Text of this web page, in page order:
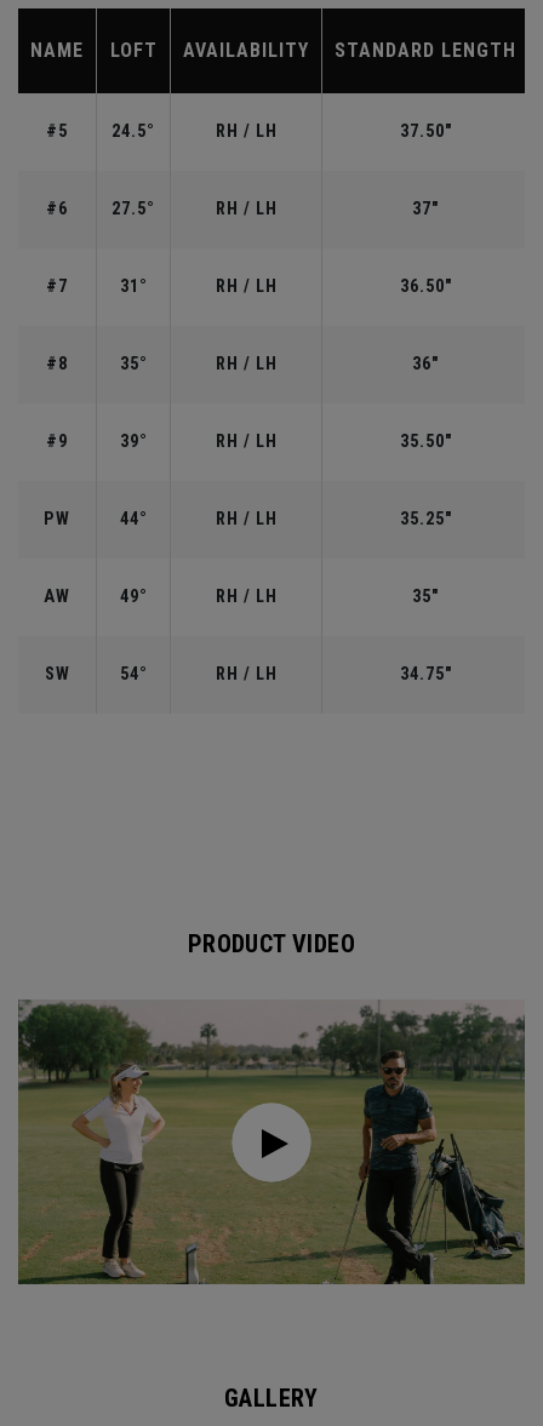
NAME LOFT AVAILABILITY STANDARD LENGTH
#5 24.5° RH / LH 37.50"
#6 27.5° RH / LH 37"
#7 31° RH / LH 36.50"
#8 35° RH / LH 36"
#9 39° RH / LH 35.50"
PW 44° RH / LH 35.25"
AW 49° RH / LH 35"
SW 54° RH / LH 34.75"
PRODUCT VIDEO
GALLERY